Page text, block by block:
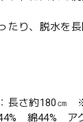
たり、脱水を
長さ約180㎝
綿44% ア